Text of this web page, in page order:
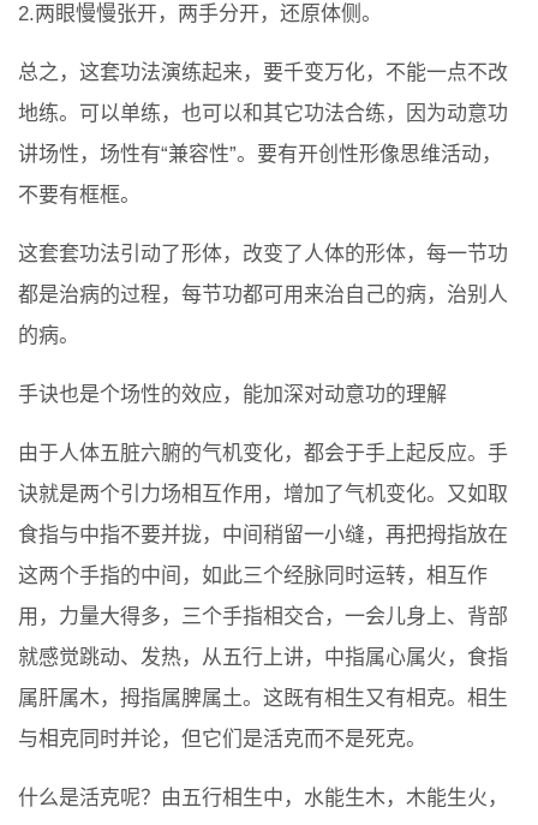
2.两眼慢慢张开，两手分开，还原体侧。
总之，这套功法演练起来，要千变万化，不能一点不改
地练。可以单练，也可以和其它功法合练，因为动意功
讲场性，场性有“兼容性”。要有开创性形像思维活动，
不要有框框。
这套套功法引动了形体，改变了人体的形体，每一节功
都是治病的过程，每节功都可用来治自己的病，治别人
的病。
手诀也是个场性的效应，能加深对动意功的理解
由于人体五脏六腑的气机变化，都会于手上起反应。手
诀就是两个引力场相互作用，增加了气机变化。又如取
食指与中指不要并拢，中间稍留一小缝，再把拇指放在
这两个手指的中间，如此三个经脉同时运转，相互作
用，力量大得多，三个手指相交合，一会儿身上、背部
就感觉跳动、发热，从五行上讲，中指属心属火，食指
属肝属木，拇指属脾属土。这既有相生又有相克。相生
与相克同时并论，但它们是活克而不是死克。
什么是活克呢？由五行相生中，水能生木，木能生火，